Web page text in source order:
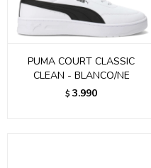
PUMA COURT CLASSIC
CLEAN - BLANCO/NE
$ 3.990